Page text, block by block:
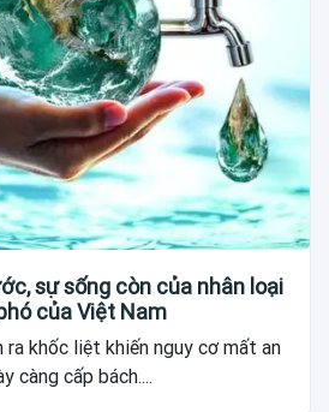
sự sống còn của nhân loại
của Việt Nam
ra khốc liệt khiến nguy cơ mất an
càng cấp bách....